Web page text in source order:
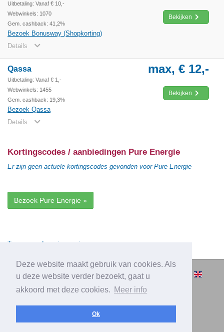
Deze website maakt gebruik van cookies. Als
u deze website verder bezoekt, gaat u
akkoord met deze cookies. Meer info
Ok
Uitbetaling: Vanaf € 10,-
Webwinkels: 1070
Gem. cashback: 41,2%
Bezoek Bonusway (Shopkorting)
Details
Bekijken
Qassa
Uitbetaling: Vanaf € 1,-
Webwinkels: 1455
Gem. cashback: 19,3%
Bezoek Qassa
Details
max, € 12,-
Bekijken
Kortingscodes / aanbiedingen Pure Energie
Er zijn geen actuele kortingscodes gevonden voor Pure Energie
Bezoek Pure Energie »
Terug naar de vorige pagina
© 2010-2026 Cashbacksvergelijken.nl -
Over Cashbacksvergelijken.nl | Privacy |
Adverteren | Contact